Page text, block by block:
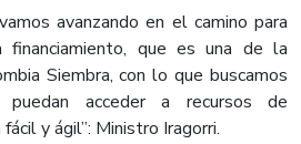
avanzando en el camino para
financiamiento, que es una de la
Siembra, con lo que buscamos
acceder a recursos de
y ágil”: Ministro Iragorri.